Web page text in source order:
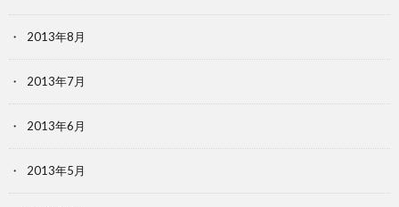
2013年8月
2013年7月
2013年6月
2013年5月